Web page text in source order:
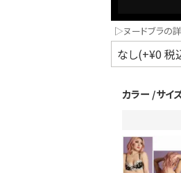
インスタ写真投稿キャンペーン！
▷ヌードブラの
カラー サイ